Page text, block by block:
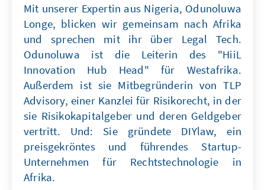
Mit unserer Expertin aus Nigeria, Odunoluwa
Longe, blicken wir gemeinsam nach Afrika
und sprechen mit ihr über Legal Tech.
Odunoluwa ist die Leiterin des "HiiL
Innovation Hub Head" für Westafrika.
Außerdem ist sie Mitbegründerin von TLP
Advisory, einer Kanzlei für Risikorecht, in der
sie Risikokapitalgeber und deren Geldgeber
vertritt. Und: Sie gründete DIYlaw, ein
preisgekröntes und führendes Startup-
Unternehmen für Rechtstechnologie in
Afrika.